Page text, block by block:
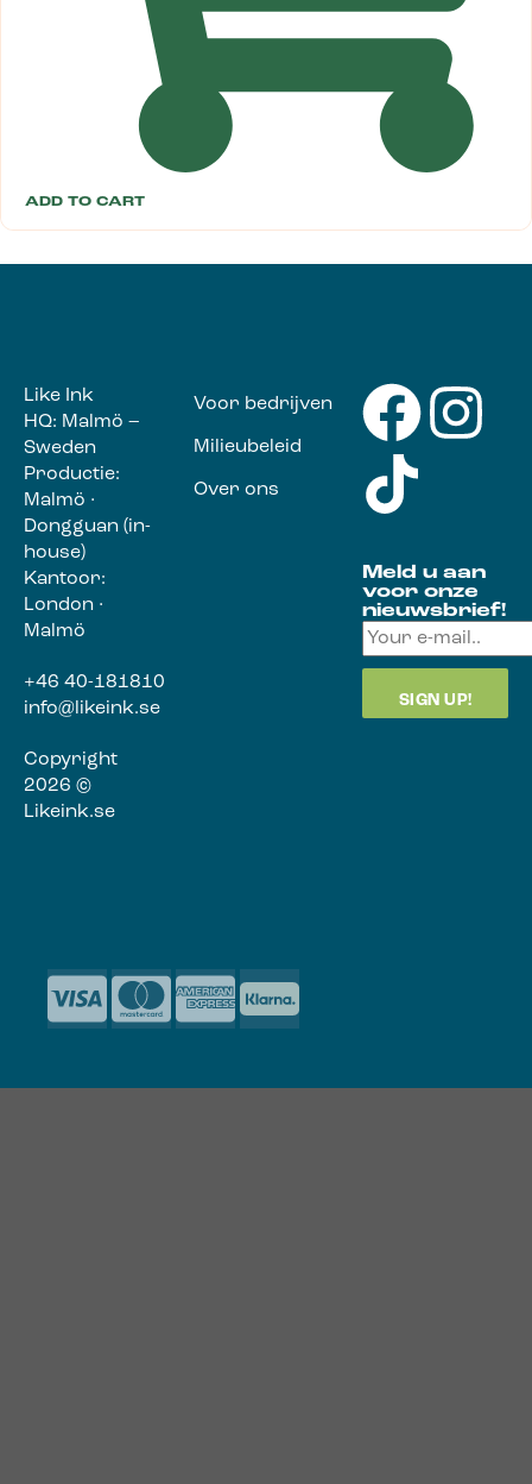
ADD TO CART
Like Ink
HQ: Malmö –
Sweden
Productie:
Malmö ·
Dongguan (in-
house)
Kantoor:
London ·
Malmö
+46 40-181810
info@likeink.se
Copyright
2026 ©
Likeink.se
Voor bedrijven
Milieubeleid
Over ons
Meld u aan
voor onze
nieuwsbrief!